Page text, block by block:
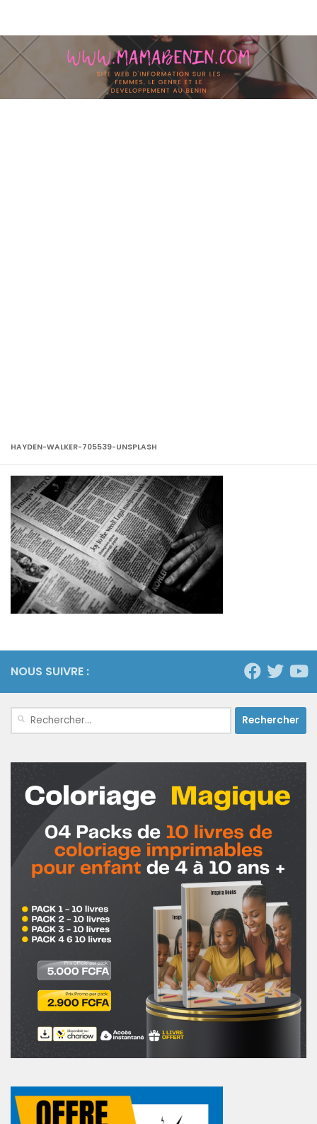
HAYDEN-WALKER-705539-UNSPLASH
NOUS SUIVRE :
Rechercher :